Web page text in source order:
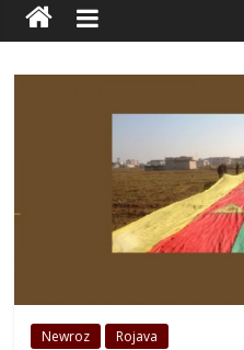
Newroz Rojava